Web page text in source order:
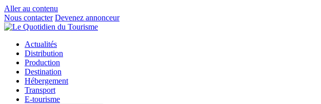
Aller au contenu
Nous contacter Devenez annonceur
Actualités
Distribution
Production
Destination
Hébergement
Transport
E-tourisme